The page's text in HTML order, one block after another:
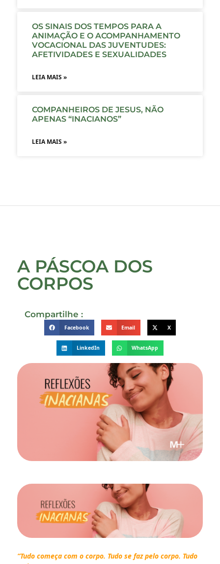
OS SINAIS DOS TEMPOS PARA A
ANIMAÇÃO E O ACOMPANHAMENTO
VOCACIONAL DAS JUVENTUDES:
AFETIVIDADES E SEXUALIDADES
LEIA MAIS »
COMPANHEIROS DE JESUS, NÃO
APENAS “INACIANOS”
LEIA MAIS »
A PÁSCOA DOS
CORPOS
Compartilhe :
Facebook Email X
LinkedIn WhatsApp
“Tudo começa com o corpo. Tudo se faz pelo corpo. Tudo